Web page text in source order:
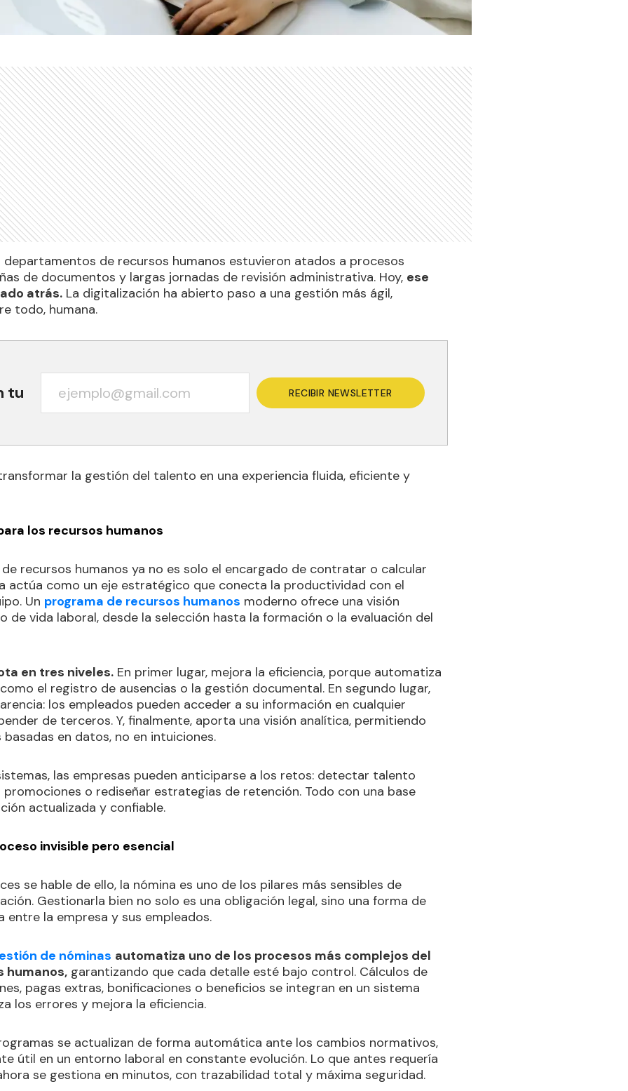
departamentos de recursos humanos estuvieron atados a procesos
de documentos y largas jornadas de revisión administrativa. Hoy, ese
atrás. La digitalización ha abierto paso a una gestión más ágil,
todo, humana.
tu RECIBIR NEWSLETTER
la gestión del talento en una experiencia fluida, eficiente y
los recursos humanos
recursos humanos ya no es solo el encargado de contratar o calcular
actúa como un eje estratégico que conecta la productividad con el
Un programa de recursos humanos moderno ofrece una visión
de vida laboral, desde la selección hasta la formación o la evaluación del
en tres niveles. En primer lugar, mejora la eficiencia, porque automatiza
el registro de ausencias o la gestión documental. En segundo lugar,
los empleados pueden acceder a su información en cualquier
de terceros. Y, finalmente, aporta una visión analítica, permitiendo
en datos, no en intuiciones.
las empresas pueden anticiparse a los retos: detectar talento
o rediseñar estrategias de retención. Todo con una base
actualizada y confiable.
invisible pero esencial
se hable de ello, la nómina es uno de los pilares más sensibles de
Gestionarla bien no solo es una obligación legal, sino una forma de
entre la empresa y sus empleados.
de nóminas automatiza uno de los procesos más complejos del
humanos, garantizando que cada detalle esté bajo control. Cálculos de
pagas extras, bonificaciones o beneficios se integran en un sistema
los errores y mejora la eficiencia.
se actualizan de forma automática ante los cambios normativos,
útil en un entorno laboral en constante evolución. Lo que antes requería
se gestiona en minutos, con trazabilidad total y máxima seguridad.